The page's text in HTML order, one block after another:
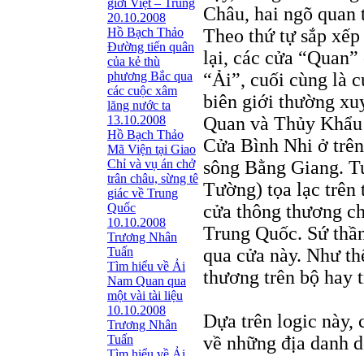
giới Việt – Trung
20.10.2008
Hồ Bạch Thảo
Ðường tiến quân
của kẻ thù
phương Bắc qua
các cuộc xâm
lăng nước ta
13.10.2008
Hồ Bạch Thảo
Mã Viện tại Giao
Chỉ và vụ án chở
trân châu, sừng tê
giác về Trung
Quốc
10.10.2008
Trương Nhân
Tuấn
Tìm hiểu về Ải
Nam Quan qua
một vài tài liệu
10.10.2008
Trương Nhân
Tuấn
Châu, hai ngõ
Theo thứ tự sắp
lại, các cửa
“Ải”, cuối cùng là
biên giới thường
Quan và Thủy
Cửa Bình Nhi ở
sông Bằng Giang.
Tường) tọa lạc trên
cửa thông thương
Trung Quốc. Sứ
qua cửa này. Như
thương trên bộ hay
Dựa trên logic này,
về những địa danh